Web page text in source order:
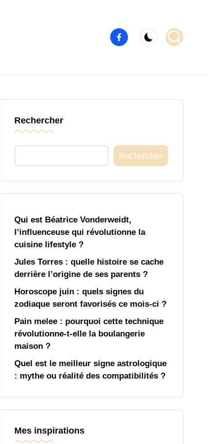
Élément
de
Rechercher
Rechercher
Qui est Béatrice Vonderweidt,
l’influenceuse qui révolutionne la
cuisine lifestyle ?
Jules Torres : quelle histoire se cache
derrière l’origine de ses parents ?
Horoscope juin : quels signes du
zodiaque seront favorisés ce mois-ci ?
Pain melee : pourquoi cette technique
révolutionne-t-elle la boulangerie
maison ?
Quel est le meilleur signe astrologique
: mythe ou réalité des compatibilités ?
Mes inspirations